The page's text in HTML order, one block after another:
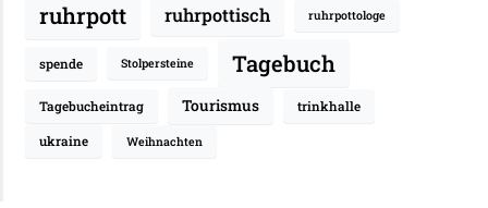
ruhrpott ruhrpottisch ruhrpottologe
spende Stolpersteine Tagebuch
Tagebucheintrag Tourismus trinkhalle
ukraine Weihnachten